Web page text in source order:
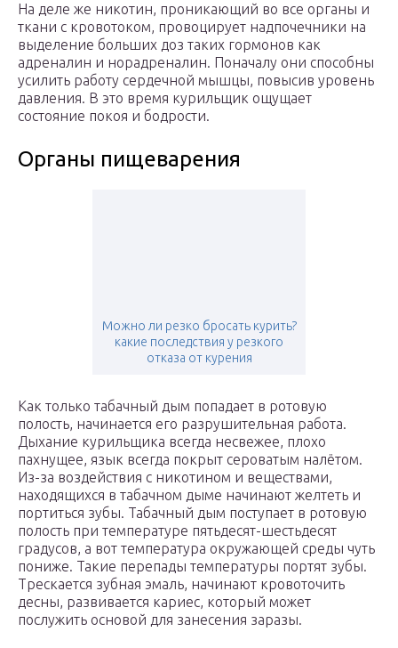
На деле же никотин, проникающий во все органы и
ткани с кровотоком, провоцирует надпочечники на
выделение больших доз таких гормонов как
адреналин и норадреналин. Поначалу они способны
усилить работу сердечной мышцы, повысив уровень
давления. В это время курильщик ощущает
состояние покоя и бодрости.
Органы пищеварения
Можно ли резко бросать курить?
какие последствия у резкого
отказа от курения
Как только табачный дым попадает в ротовую
полость, начинается его разрушительная работа.
Дыхание курильщика всегда несвежее, плохо
пахнущее, язык всегда покрыт сероватым налётом.
Из-за воздействия с никотином и веществами,
находящихся в табачном дыме начинают желтеть и
портиться зубы. Табачный дым поступает в ротовую
полость при температуре пятьдесят-шестьдесят
градусов, а вот температура окружающей среды чуть
пониже. Такие перепады температуры портят зубы.
Трескается зубная эмаль, начинают кровоточить
десны, развивается кариес, который может
послужить основой для занесения заразы.